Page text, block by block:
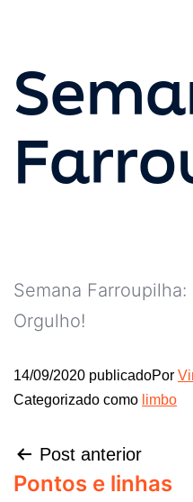
Semana
Orgulho!
14/09/2020 publicadoPor
Categorizado como limbo
Post anterior
Pontos e linhas